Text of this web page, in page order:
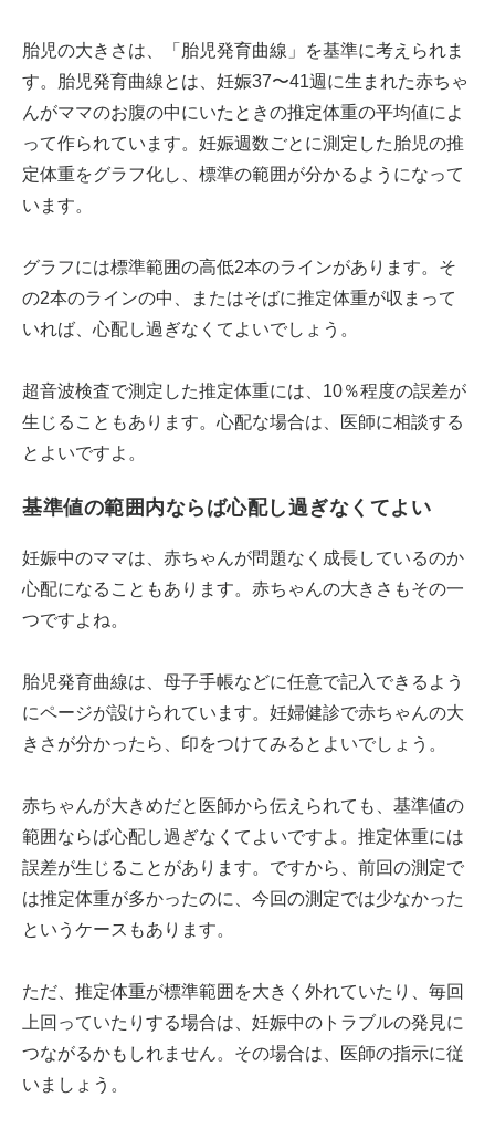
胎児の大きさは、「胎児発育曲線」を基準に考えられま
す。胎児発育曲線とは、妊娠37〜41週に生まれた赤ちゃ
んがママのお腹の中にいたときの推定体重の平均値によ
って作られています。妊娠週数ごとに測定した胎児の推
定体重をグラフ化し、標準の範囲が分かるようになって
います。
グラフには標準範囲の高低2本のラインがあります。そ
の2本のラインの中、またはそばに推定体重が収まって
いれば、心配し過ぎなくてよいでしょう。
超音波検査で測定した推定体重には、10％程度の誤差が
生じることもあります。心配な場合は、医師に相談する
とよいですよ。
基準値の範囲内ならば心配し過ぎなくてよい
妊娠中のママは、赤ちゃんが問題なく成長しているのか
心配になることもあります。赤ちゃんの大きさもその一
つですよね。
胎児発育曲線は、母子手帳などに任意で記入できるよう
にページが設けられています。妊婦健診で赤ちゃんの大
きさが分かったら、印をつけてみるとよいでしょう。
赤ちゃんが大きめだと医師から伝えられても、基準値の
範囲ならば心配し過ぎなくてよいですよ。推定体重には
誤差が生じることがあります。ですから、前回の測定で
は推定体重が多かったのに、今回の測定では少なかった
というケースもあります。
ただ、推定体重が標準範囲を大きく外れていたり、毎回
上回っていたりする場合は、妊娠中のトラブルの発見に
つながるかもしれません。その場合は、医師の指示に従
いましょう。